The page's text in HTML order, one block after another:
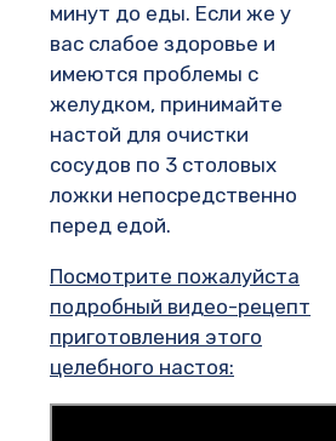
минут до еды. Если же у
вас слабое здоровье и
имеются проблемы с
желудком, принимайте
настой для очистки
сосудов по 3 столовых
ложки непосредственно
перед едой.
Посмотрите пожалуйста
подробный видео-рецепт
приготовления этого
целебного настоя: